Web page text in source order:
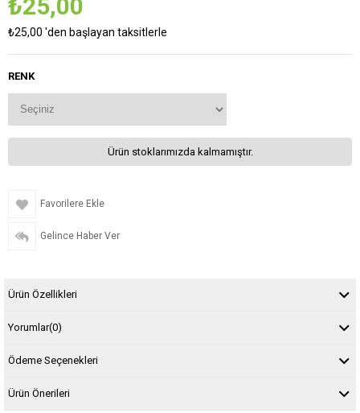
₺25,00
₺25,00 'den başlayan taksitlerle
RENK
Ürün stoklarımızda kalmamıştır.
Favorilere Ekle
Gelince Haber Ver
Ürün Özellikleri
Yorumlar(0)
Ödeme Seçenekleri
Ürün Önerileri